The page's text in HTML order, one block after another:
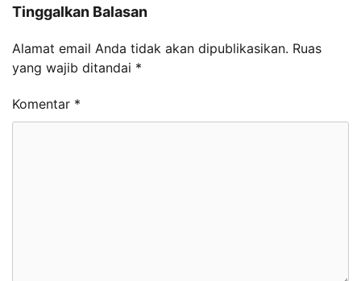
Tinggalkan Balasan
Alamat email Anda tidak akan dipublikasikan. Ruas
yang wajib ditandai *
Komentar *